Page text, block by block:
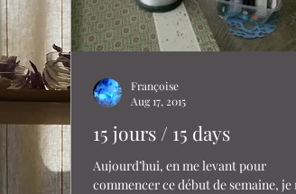
15 jours / 15 days
Aujourd’hui, en me levant pour
commencer ce début de semaine, je
Françoise
Aug 17, 2015